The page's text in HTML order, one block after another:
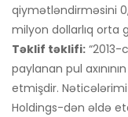
qiymətləndirməsini
milyon dollarlıq orta
Təklif təklifi:
paylanan pul
etmişdir.
Holdings-dən əldə